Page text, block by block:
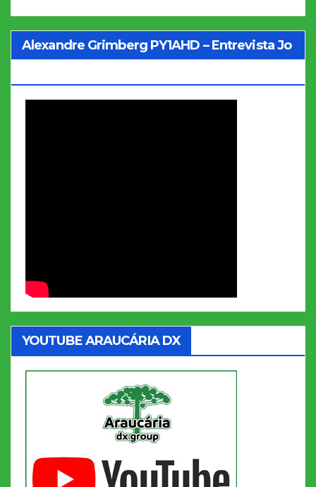
Alexandre Grimberg PY1AHD – Entrevista Jo
YOUTUBE ARAUCÁRIA DX